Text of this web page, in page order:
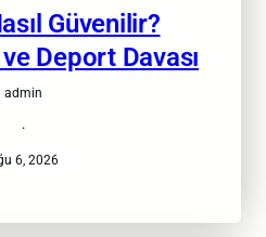
Güvenilir?
Deport Davası
admin
·
6, 2026